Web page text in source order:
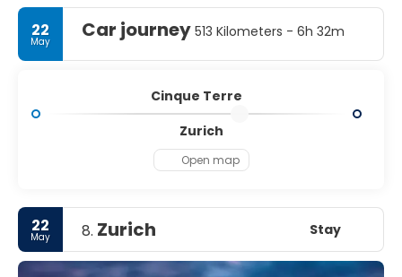
22
May Car journey 513 Kilometers - 6h 32m
Cinque Terre
Zurich
Open map
22
May 8. Zurich Stay